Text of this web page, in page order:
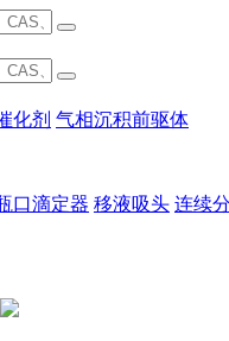
化剂 气相沉积前驱体
口滴定器 移液吸头 连续